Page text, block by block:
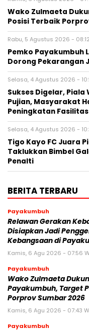
Wako Zulmaeta
Posisi Terbaik
Rabu, 5 Agustus 2026 -
Pemko Payakumbuh
Dorong Pekarangan
Selasa, 4 Agustus 2026 -
Sukses Digelar,
Pujian, Masyarakat
Peningkatan
Selasa, 4 Agustus 2026 -
Tigo Kayo FC Juara
Taklukkan Bimbel
Penalti
BERITA TERBARU
Payakumbuh
Relawan Gerakan
Disiapkan Jadi
Kebangsaan di
Kamis, 6 Agu 2026 - 07:56
Payakumbuh
Wako Zulmaeta
Payakumbuh, Target
Porprov Sumbar 2026
Kamis, 6 Agu 2026 - 07:43
Payakumbuh